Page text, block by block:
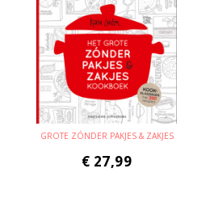
GROTE ZÓNDER PAKJES & ZAKJES
€ 27,99